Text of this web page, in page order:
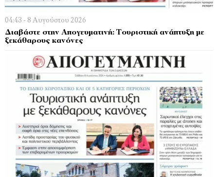
04:43 - 8 Αυγούστου 2026
Διαβάστε στην Απογευματινή: Τουριστική ανάπτυξη με
ξεκάθαρους κανόνες